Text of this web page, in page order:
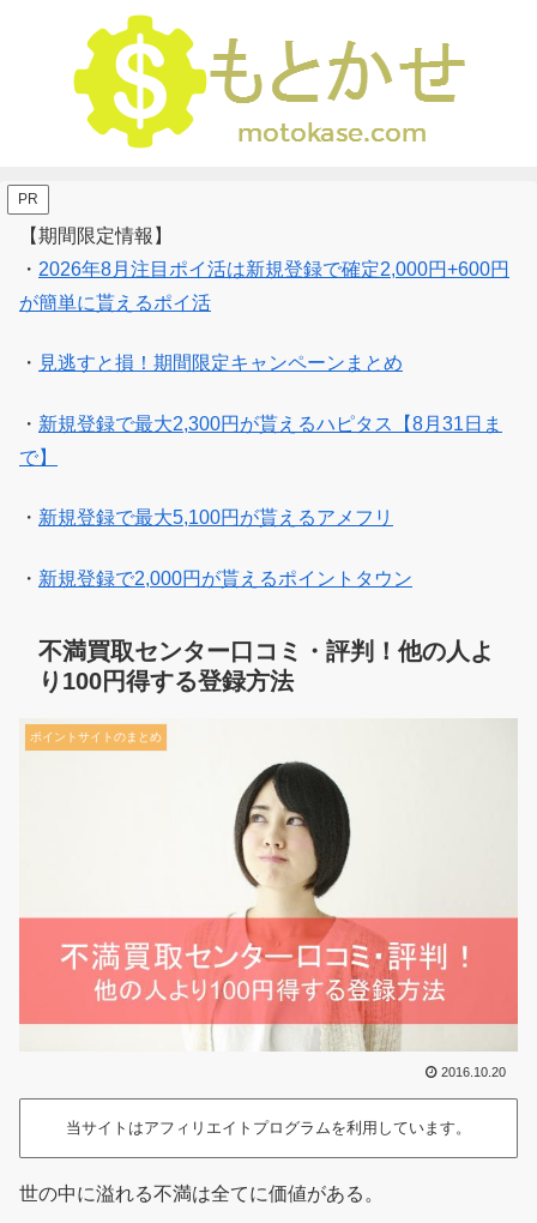
PR
【期間限定情報】
・ 2026年8月注目ポイ活は新規登録で確定2,000円+600円
が簡単に貰えるポイ活
・ 見逃すと損！期間限定キャンペーンまとめ
・ 新規登録で最大2,300円が貰えるハピタス【8月31日ま
で】
・ 新規登録で最大5,100円が貰えるアメフリ
・ 新規登録で2,000円が貰えるポイントタウン
不満買取センター口コミ・評判！他の人よ
り100円得する登録方法
ポイントサイトのまとめ
2016.10.20
当サイトはアフィリエイトプログラムを利用しています。
世の中に溢れる不満は全てに価値がある。